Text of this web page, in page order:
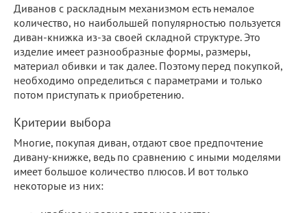
Диванов с раскладным механизмом есть немалое
количество, но наибольшей популярностью пользуется
диван-книжка из-за своей складной структуре. Это
изделие имеет разнообразные формы, размеры,
материал обивки и так далее. Поэтому перед покупкой,
необходимо определиться с параметрами и только
потом приступать к приобретению.
Критерии выбора
Многие, покупая диван, отдают свое предпочтение
дивану-книжке, ведь по сравнению с иными моделями
имеет большое количество плюсов. И вот только
некоторые из них: